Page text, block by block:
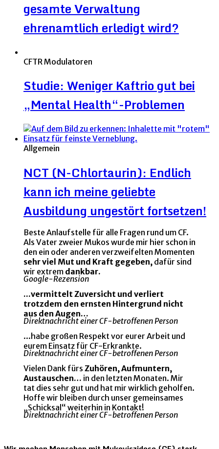
gesamte Verwaltung
ehrenamtlich erledigt wird?
CFTR Modulatoren
Studie: Weniger Kaftrio gut bei
„Mental Health“-Problemen
Allgemein
NCT (N-Chlortaurin): Endlich
kann ich meine geliebte
Ausbildung ungestört fortsetzen!
Beste Anlaufstelle für alle Fragen rund um CF.
Als Vater zweier Mukos wurde mir hier schon in
den ein oder anderen verzweifelten Momenten
sehr viel Mut und Kraft gegeben, dafür sind
wir extrem dankbar.
Google-Rezension
...vermittelt Zuversicht und verliert
trotzdem den ernsten Hintergrund nicht
aus den Augen…
Direktnachricht einer CF-betroffenen Person
...habe großen Respekt vor eurer Arbeit und
eurem Einsatz für CF-Erkrankte.
Direktnachricht einer CF-betroffenen Person
Vielen Dank fürs Zuhören, Aufmuntern,
Austauschen… in den letzten Monaten. Mir
tat dies sehr gut und hat mir wirklich geholfen.
Hoffe wir bleiben durch unser gemeinsames
„Schicksal“ weiterhin in Kontakt!
Direktnachricht einer CF-betroffenen Person